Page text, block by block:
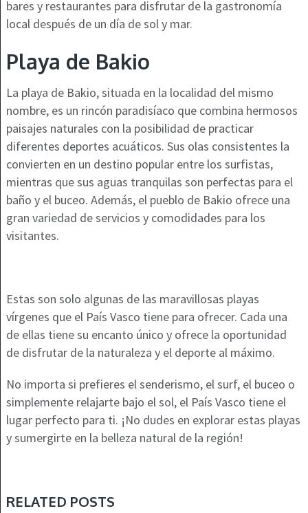
bares y restaurantes para disfrutar de la gastronomía
local después de un día de sol y mar.
Playa de Bakio
La playa de Bakio, situada en la localidad del mismo
nombre, es un rincón paradisíaco que combina hermosos
paisajes naturales con la posibilidad de practicar
diferentes deportes acuáticos. Sus olas consistentes la
convierten en un destino popular entre los surfistas,
mientras que sus aguas tranquilas son perfectas para el
baño y el buceo. Además, el pueblo de Bakio ofrece una
gran variedad de servicios y comodidades para los
visitantes.
Estas son solo algunas de las maravillosas playas
vírgenes que el País Vasco tiene para ofrecer. Cada una
de ellas tiene su encanto único y ofrece la oportunidad
de disfrutar de la naturaleza y el deporte al máximo.
No importa si prefieres el senderismo, el surf, el buceo o
simplemente relajarte bajo el sol, el País Vasco tiene el
lugar perfecto para ti. ¡No dudes en explorar estas playas
y sumergirte en la belleza natural de la región!
RELATED POSTS